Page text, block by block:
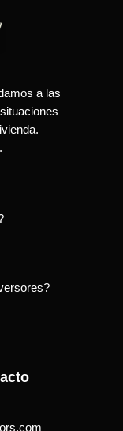
a las